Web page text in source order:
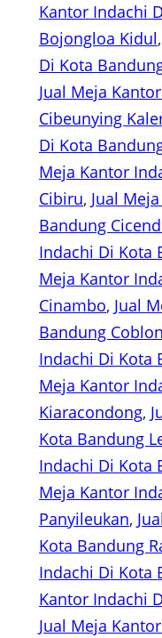
Kantor Indachi
Bojongloa Kidul,
Di Kota
Jual Meja
Cibeunying
Di Kota
Meja Kantor
Cibiru, Jual
Bandung
Indachi Di Kota
Meja Kantor
Cinambo, Jual
Bandung
Indachi Di Kota
Meja Kantor
Kiaracondong,
Kota Bandung
Indachi Di Kota
Meja Kantor
Panyileukan,
Kota Bandung
Indachi Di Kota
Kantor Indachi
Jual Meja